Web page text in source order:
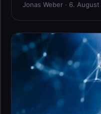
Jonas Weber · 6.